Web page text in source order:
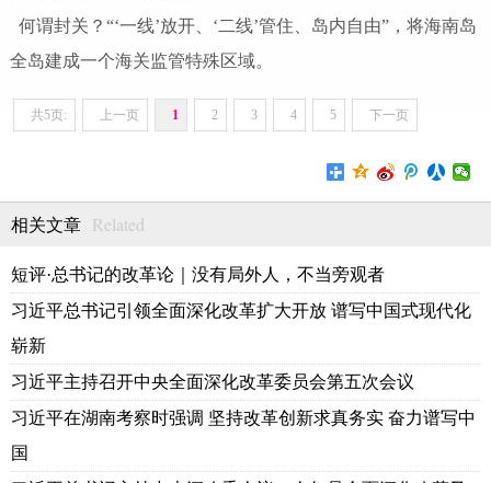
何谓封关？“‘一线’放开、‘二线’管住、岛内自由”，将海南岛
全岛建成一个海关监管特殊区域。
共5页: 上一页 1 2 3 4 5 下一页
相关文章 Related
短评·总书记的改革论｜没有局外人，不当旁观者
习近平总书记引领全面深化改革扩大开放 谱写中国式现代化
崭新
习近平主持召开中央全面深化改革委员会第五次会议
习近平在湖南考察时强调 坚持改革创新求真务实 奋力谱写中
国